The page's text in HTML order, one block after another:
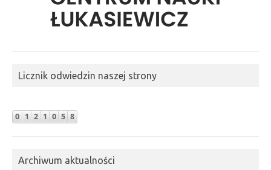
Licznik odwiedzin naszej strony
Archiwum aktualności